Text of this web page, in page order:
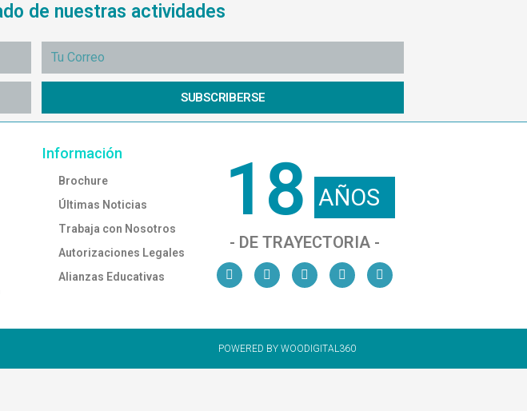
de nuestras actividades
SUBSCRIBERSE
Información
Brochure
Últimas Noticias
Trabaja con Nosotros
Autorizaciones Legales
Alianzas Educativas
18 AÑOS
- DE TRAYECTORIA -
POWERED BY WOODIGITAL360